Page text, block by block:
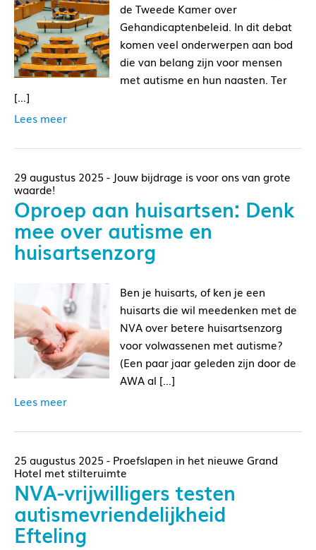
de Tweede Kamer over
Gehandicaptenbeleid. In dit debat
komen veel onderwerpen aan bod
die van belang zijn voor mensen
met autisme en hun naasten. Ter
[…]
Lees meer
29 augustus 2025 - Jouw bijdrage is voor ons van grote
waarde!
Oproep aan huisartsen: Denk
mee over autisme en
huisartsenzorg
Ben je huisarts, of ken je een
huisarts die wil meedenken met de
NVA over betere huisartsenzorg
voor volwassenen met autisme?
(Een paar jaar geleden zijn door de
AWA al […]
Lees meer
25 augustus 2025 - Proefslapen in het nieuwe Grand
Hotel met stilteruimte
NVA-vrijwilligers testen
autismevriendelijkheid
Efteling